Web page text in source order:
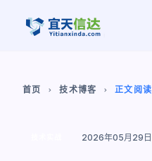
首页 chevron_right 技术博客 chevron_right 正文阅读
2026年05月29日